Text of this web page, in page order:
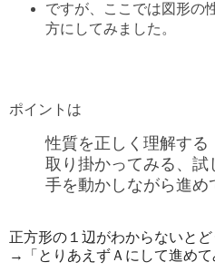
ですが、ここでは図形の
方にしてみました。
ポイントは
性質を正しく理解する
取り掛かってみる、試
手を動かしながら進め
正方形の１辺がわからないと
→「とりあえずＡにして進めて